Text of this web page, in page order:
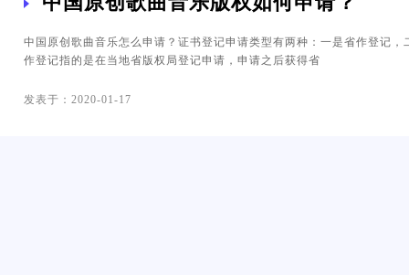
中国原创歌曲音乐怎么申请？证书登记申请类型有两种：一是省作登记，
作登记指的是在当地省版权局登记申请，申请之后获得省
发表于：2020-01-17